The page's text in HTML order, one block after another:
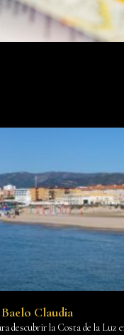
Claudia
descubrir la Costa de la Luz